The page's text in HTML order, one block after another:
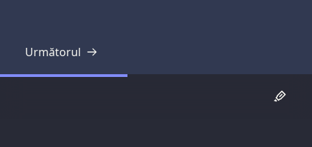
Următorul
Transcriere